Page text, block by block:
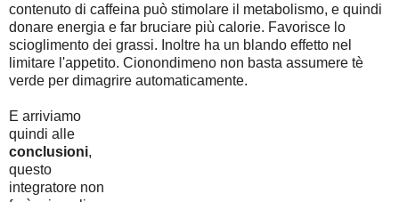
contenuto di caffeina può stimolare il metabolismo, e quindi
donare energia e far bruciare più calorie. Favorisce lo
scioglimento dei grassi. Inoltre ha un blando effetto nel
limitare l'appetito. Cionondimeno non basta assumere tè
verde per dimagrire automaticamente.
E arriviamo
quindi alle
conclusioni,
questo
integratore non